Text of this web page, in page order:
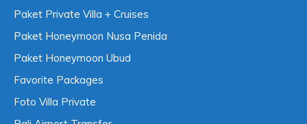
Paket Private Villa + Cruises
Paket Honeymoon Nusa Penida
Paket Honeymoon Ubud
Favorite Packages
Foto Villa Private